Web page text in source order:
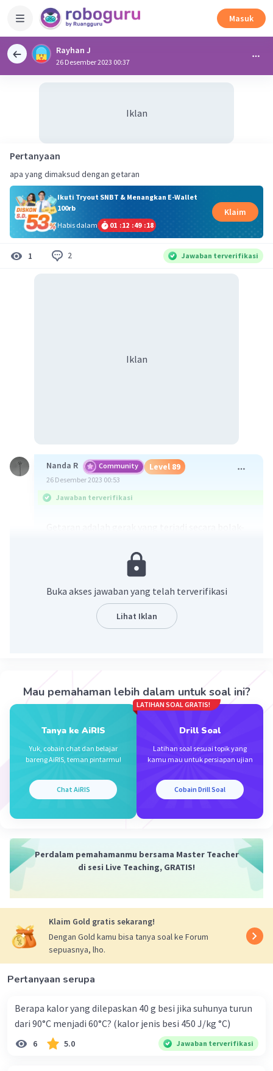
Masuk
Rayhan J
26 Desember 2023 00:37
Iklan
Pertanyaan
apa yang dimaksud dengan getaran
Ikuti Tryout SNBT & Menangkan E-Wallet
100rb
Habis dalam
01 :12 :49 :18
Klaim
1 2 Jawaban terverifikasi
Iklan
Nanda R Community Level 89
26 Desember 2023 00:53
Jawaban terverifikasi
Level 17
26 Desember 2023 01:12
benda terhadap suatu titik kesetimbangan
Balas
Buka akses jawaban yang telah terverifikasi
Lihat Iklan
Mau pemahaman lebih dalam untuk soal ini?
Tanya ke AiRIS
Yuk, cobain chat dan belajar
bareng AiRIS, teman pintarmu!
Chat AiRIS
LATIHAN SOAL GRATIS!
Drill Soal
Latihan soal sesuai topik yang
kamu mau untuk persiapan ujian
Cobain Drill Soal
Perdalam pemahamanmu bersama Master Teacher
di sesi Live Teaching, GRATIS!
Klaim Gold gratis sekarang!
Dengan Gold kamu bisa tanya soal ke Forum
sepuasnya, lho.
Pertanyaan serupa
Berapa kalor yang dilepaskan 40 g besi jika suhunya turun
dari 90°C menjadi 60°C? (kalor jenis besi 450 J/kg °C)
6 5.0 Jawaban terverifikasi